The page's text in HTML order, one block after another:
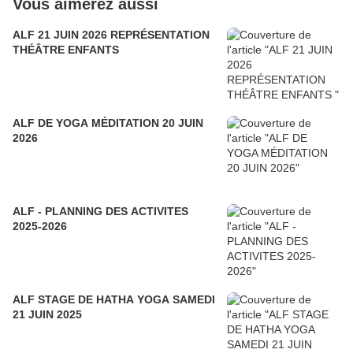
Vous aimerez aussi
ALF 21 JUIN 2026 REPRÉSENTATION
THÉÂTRE ENFANTS
ALF DE YOGA MÉDITATION 20 JUIN
2026
ALF - PLANNING DES ACTIVITES
2025-2026
ALF STAGE DE HATHA YOGA SAMEDI
21 JUIN 2025